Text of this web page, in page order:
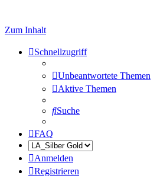
Zum Inhalt
Schnellzugriff
Unbeantwortete Themen
Aktive Themen
Suche
FAQ
Anmelden
Registrieren